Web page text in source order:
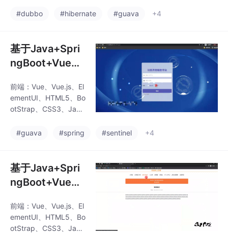
物/网购服装/网
在线商城/网络服
装店/网购衣服平
台/网上服饰商城
后端：SpringBoot+My
具：IDEA、Eclipse、N
avicat等✌关于毕设项
目技术实现问题讲解也
询！！！Vue 的指令系
统在程序设计中非常强
大。通过 v-if、v-for 等
#dubbo #hibernate #guava +4
基于Java+Spri
ngBoot+Vue+H
服务平台(源码+
LW+调试文档
养老服务/养老服
老/居家养老/养
老服务/老年服
务/社区照料/老
年照料/养老社区
前端：Vue、Vue.js、El
ementUI、HTML5、Bo
otStrap、CSS3、Java
后端：SpringBoot+My
具：IDEA、Eclipse、N
avicat等✌关于毕设项
目技术实现问题讲解也
询！！！Vue 的指令系
统在程序设计中非常强
大。通过 v-if、v-for 等
#guava #spring #sentinel +4
基于Java+Spri
ngBoot+Vue+H
店铺(源码+LW
+调试文档+讲解
前端：Vue、Vue.js、El
ementUI、HTML5、Bo
otStrap、CSS3、Java